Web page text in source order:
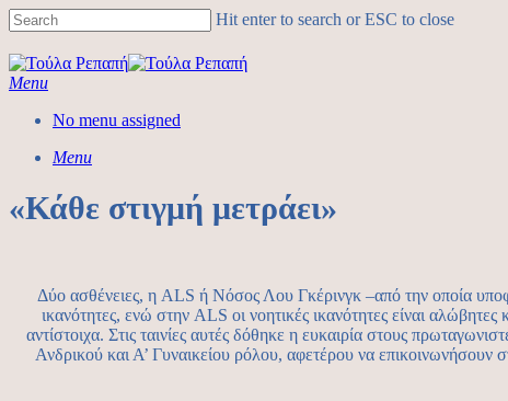
Hit enter to search or ESC to close
Menu
No menu assigned
Menu
«Κάθε στιγμή μετράει»
Δύο ασθένειες, η ALS ή Νόσος Λου Γκέρινγκ –από την οποία
ικανότητες, ενώ στην ALS οι νοητικές ικανότητες είναι
αντίστοιχα. Στις ταινίες αυτές δόθηκε η ευκαιρία στους
Ανδρικού και Α’ Γυναικείου ρόλου, αφετέρου να